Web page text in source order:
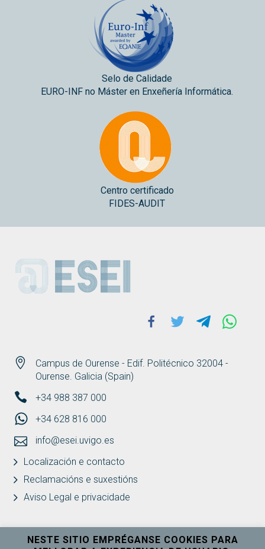
Selo de Calidade
EURO-INF no Máster en Enxeñería Informática.
Centro certificado
FIDES-AUDIT
ESEI
Campus de Ourense - Edif. Politécnico 32004 -
Ourense. Galicia (Spain)
+34 988 387 000
+34 628 816 000
info@esei.uvigo.es
Localización e contacto
Reclamacións e suxestións
Aviso Legal e privacidade
Facebook
Twitter Telegram
NESTE SITIO EMPRÉGANSE COOKIES PARA